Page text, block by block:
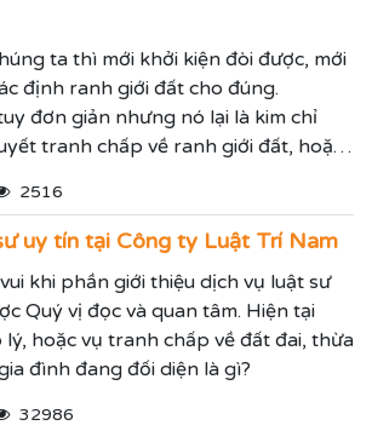
ta thì mới khởi kiện đòi được, mới
định ranh giới đất cho đúng.
đơn giản nhưng nó lại là kim chỉ
tranh chấp về ranh giới đất, hoặc
2516
uy tín tại Công ty Luật Trí Nam
khi phần giới thiệu dịch vụ luật sư
Quý vị đọc và quan tâm. Hiện tại
hoặc vụ tranh chấp về đất đai, thừa
đình đang đối diện là gì?
32986